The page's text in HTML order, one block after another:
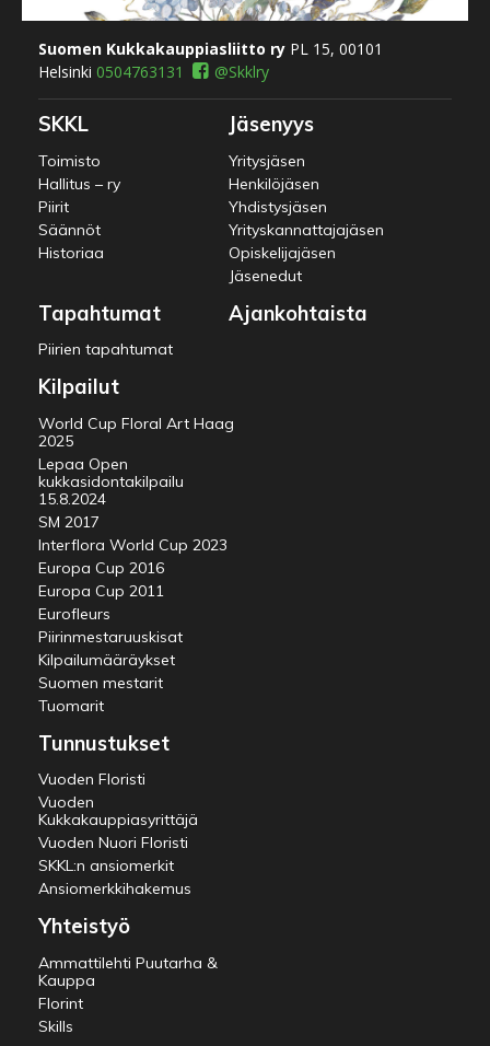
Suomen Kukkakauppiasliitto ry PL 15, 00101
Helsinki 0504763131 @Skklry
SKKL
Toimisto
Hallitus – ry
Piirit
Säännöt
Historiaa
Jäsenyys
Yritysjäsen
Henkilöjäsen
Yhdistysjäsen
Yrityskannattajajäsen
Opiskelijajäsen
Jäsenedut
Tapahtumat
Piirien tapahtumat
Ajankohtaista
Kilpailut
World Cup Floral Art Haag
2025
Lepaa Open
kukkasidontakilpailu
15.8.2024
SM 2017
Interflora World Cup 2023
Europa Cup 2016
Europa Cup 2011
Eurofleurs
Piirinmestaruuskisat
Kilpailumääräykset
Suomen mestarit
Tuomarit
Tunnustukset
Vuoden Floristi
Vuoden
Kukkakauppiasyrittäjä
Vuoden Nuori Floristi
SKKL:n ansiomerkit
Ansiomerkkihakemus
Yhteistyö
Ammattilehti Puutarha &
Kauppa
Florint
Skills